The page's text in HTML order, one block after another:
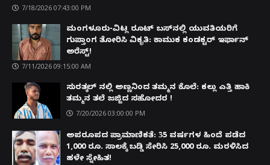
7/18/2026 07:43:00 PM
ಮಂಗಳೂರು-ವಿಟ್ಲ ರೂಟ್ ಬಸ್‌ನಲ್ಲಿ ಯುವತಿಯರಿಗೆ
ಗುಪ್ತಾಂಗ ತೋರಿಸಿ ವಿಕೃತಿ: ಕಾಮುಕ ಕಂಡಕ್ಟರ್ ಇರ್ಫಾನ್
ಅರೆಸ್ಟ್!
7/11/2026 09:15:00 AM
ಸುರತ್ಕಲ್ ನಲ್ಲಿ ಅಣ್ಣನಿಂದ ತಮ್ಮನ ಕೊಲೆ: ಕಲ್ಲು ಎತ್ತಿ ಹಾಕಿ
ತಮ್ಮನ ತಲೆ ಜಜ್ಜಿದ ಸಹೋದರ !
7/20/2026 03:00:00 PM
ಅಪರೂಪದ ಪ್ರಾಮಾಣಿಕತೆ: 35 ವರ್ಷಗಳ ಹಿಂದೆ ಪಡೆದ
1,000 ರೂ. ಸಾಲಕ್ಕೆ ಬಡ್ಡಿ ಸೇರಿಸಿ 25,000 ರೂ. ಮರಳಿಸಿದ
ಹಳೇ ಸ್ನೇಹಿತ!